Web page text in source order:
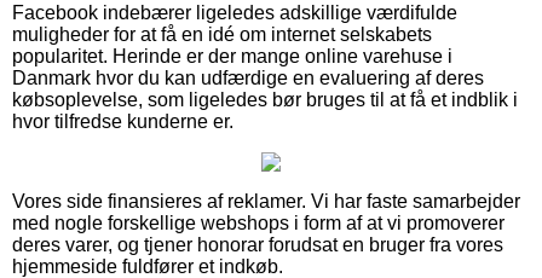
Facebook indebærer ligeledes adskillige værdifulde
muligheder for at få en idé om internet selskabets
popularitet. Herinde er der mange online varehuse i
Danmark hvor du kan udfærdige en evaluering af deres
købsoplevelse, som ligeledes bør bruges til at få et indblik i
hvor tilfredse kunderne er.
Vores side finansieres af reklamer. Vi har faste samarbejder
med nogle forskellige webshops i form af at vi promoverer
deres varer, og tjener honorar forudsat en bruger fra vores
hjemmeside fuldfører et indkøb.